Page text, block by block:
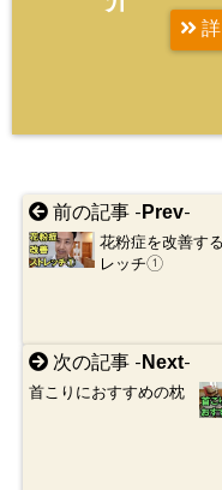
詳
前の記事 - Prev-
花粉症を改善す
レッチ①
次の記事 - Next-
首こりにおすすめの枕